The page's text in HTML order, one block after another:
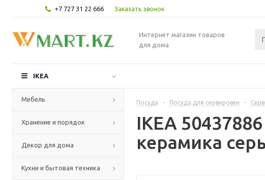
+7 727 31 22 666 Заказать звонок
Интернет магазин товаров
для дома
IKEA
Мебель
Хранение и порядок
Декор для дома
Кухни и бытовая техника
Посуда - Посуда для сервировки -
IKEA
керамика